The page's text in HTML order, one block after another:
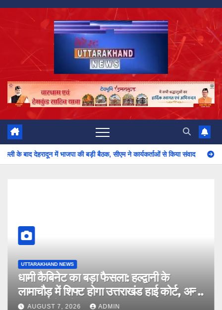
Skip
भाजपा की बड़ी बैठक, सीएम ने कार्यकर्ताओं से किया संवाद धामी कैबिनेट का बड़ा
UTTARAKHAND NEWS
धामी कैबिनेट का बड़ा फैसला: हल्द्वानी के
लामाचौड़ में शिफ्ट होगा उत्तराखंड हाई कोर्ट, अन्य
महत्वपूर्ण फैसले
AUGUST 7, 2026 ADMIN